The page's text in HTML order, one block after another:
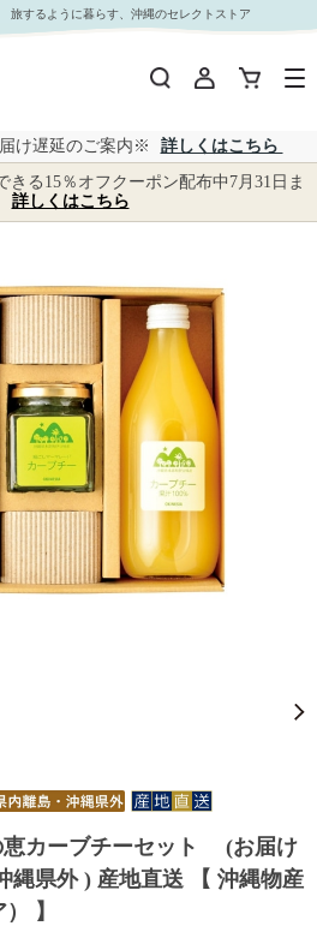
ト (お届け先が 沖縄県内離島・沖縄県外 ) 産地直送
おきなわセレクト サンエー公式通販
旅するように暮らす、沖縄のセレクトストア
け遅延のご案内※
詳しくはこちら
る15％オフクーポン配布中7月31日ま
詳しくはこちら
恵カーブチーセット (お届け
縄県外 ) 産地直送 【 沖縄物産
】